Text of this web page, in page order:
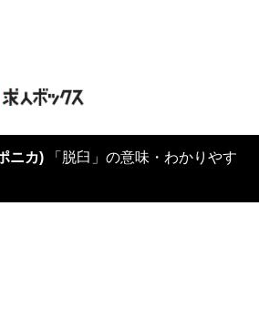
ニカ) 「脱臼」の意味・わかりやす